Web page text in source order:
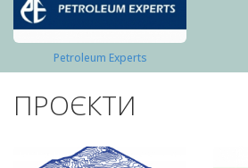
Petroleum Experts
ПРОЄКТИ